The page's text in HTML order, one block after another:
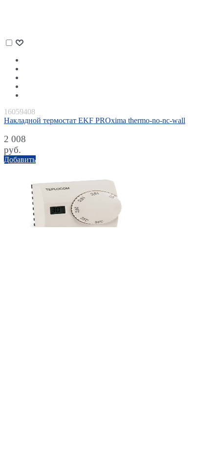
16059408
Накладной термостат EKF PROxima thermo-no-nc-wall
2 008
руб.
Добавить